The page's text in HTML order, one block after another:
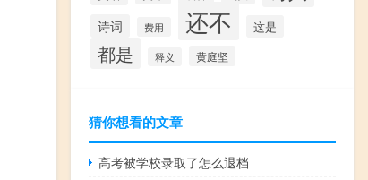
诗词 费用 还不 这是
都是 释义 黄庭坚
猜你想看的文章
高考被学校录取了怎么退档